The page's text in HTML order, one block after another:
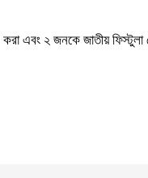
২ জনকে জাতীয়